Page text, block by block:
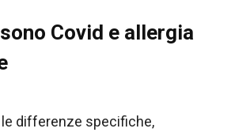
Covid e allergia
differenze specifiche,